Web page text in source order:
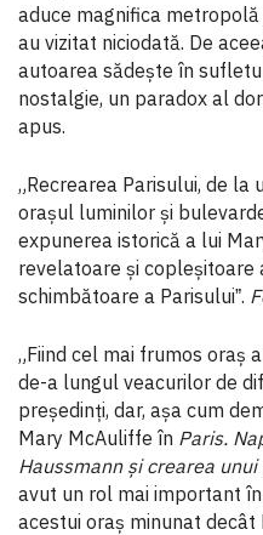
aduce magnifica
au vizitat niciodată. De
autoarea sădește în
nostalgie, un paradox al
apus.
„Recrearea Parisului, de
orașul luminilor și
expunerea istorică a lui
revelatoare și copleșitoare
schimbătoare a Parisuluiˮ.
„Fiind cel mai frumos oraș
de-a lungul veacurilor de
președinți, dar, așa cum
Mary McAuliffe în Paris.
Haussmann și crearea
avut un rol mai important
acestui oraș minunat